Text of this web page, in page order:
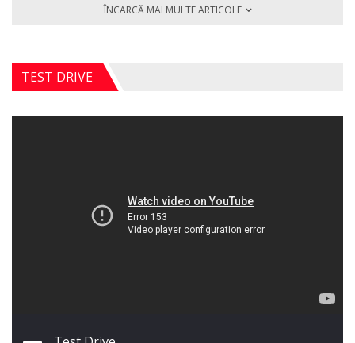
ÎNCARCĂ MAI MULTE ARTICOLE
TEST DRIVE